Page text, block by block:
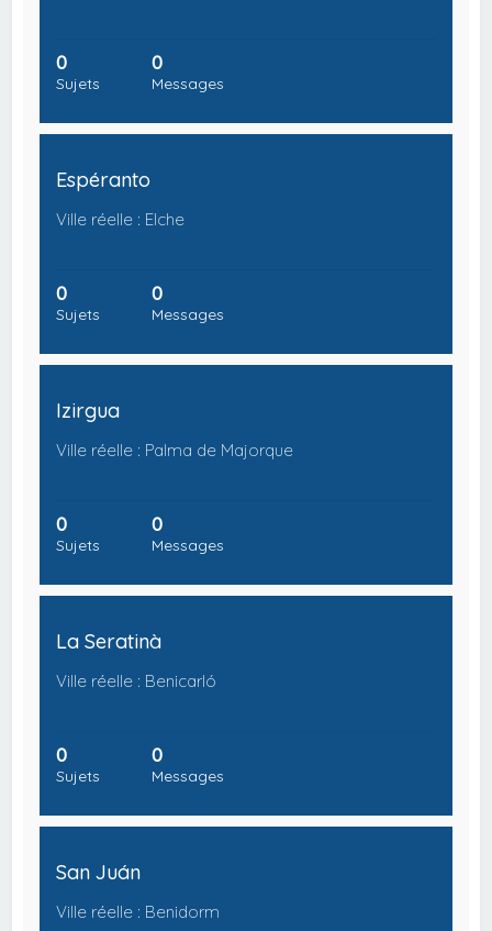
0
Sujets
0
Messages
Espéranto
Ville réelle : Elche
0
Sujets
0
Messages
Izirgua
Ville réelle : Palma de Majorque
0
Sujets
0
Messages
La Seratinà
Ville réelle : Benicarló
0
Sujets
0
Messages
San Juán
Ville réelle : Benidorm